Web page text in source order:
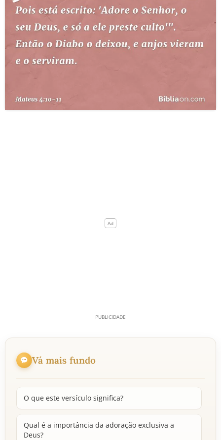
TEMAS
PERGUNTE À BÍBLIA
TERMO BÍBLICO JOGOS
Vá mais fundo
O que este versículo significa?
Qual é a importância da adoração exclusiva a
Deus?